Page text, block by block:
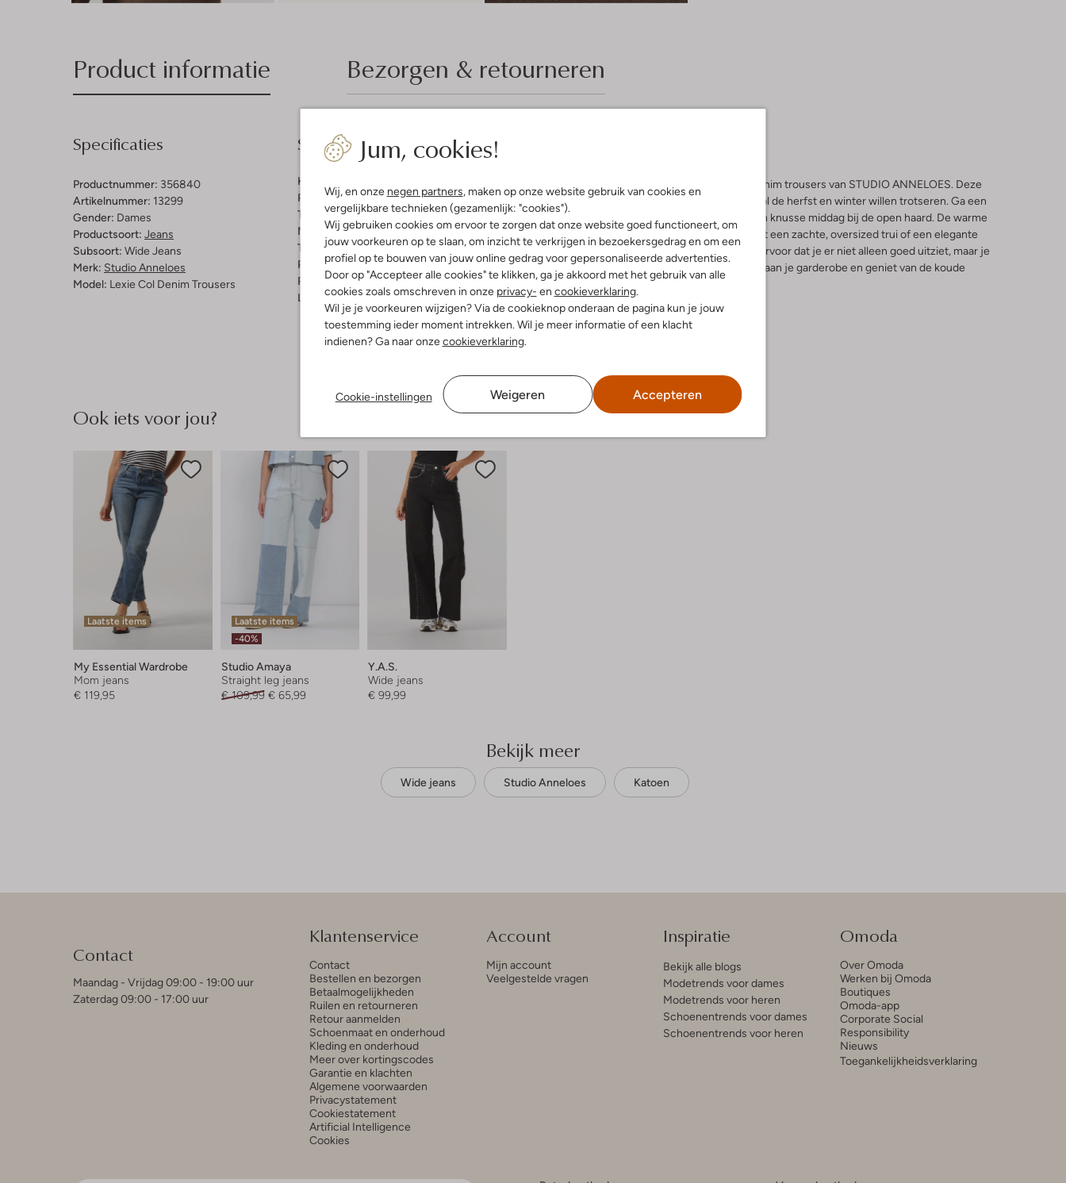
Jum, cookies!
Wij, en onze negen partners, maken op onze website gebruik van cookies en
vergelijkbare technieken (gezamenlijk: "cookies").
Wij gebruiken cookies om ervoor te zorgen dat onze website goed functioneert, om
jouw voorkeuren op te slaan, om inzicht te verkrijgen in bezoekersgedrag en om een
profiel op te bouwen van jouw online gedrag voor gepersonaliseerde advertenties.
Door op "Accepteer alle cookies" te klikken, ga je akkoord met het gebruik van alle
cookies zoals omschreven in onze privacy- en cookieverklaring.
Wil je je voorkeuren wijzigen? Via de cookieknop onderaan de pagina kun je jouw
toestemming ieder moment intrekken. Wil je meer informatie of een klacht
indienen? Ga naar onzecookieverklaring.
Cookie-instellingen Weigeren Accepteren
Product informatie Bezorgen & retourneren
Specificaties
Productnummer: 356840
Artikelnummer: 13299
Gender: Dames
Productsoort: Jeans
Subsoort: Wide Jeans
Merk: Studio Anneloes
Model: Lexie Col Denim Trousers
Samenstelling & Pasvorm
Kleur:
Patroon:Effen
Trends: Retro Revival
Materiaal:Katoen
Taillehoogte:Normale Taille
Pasvorm: Losvallend
Pasvorm: Wide
Lengte:Lang
Ontdek de veelzijdigheid van de Lexie col denim trousers van STUDIO ANNELOES. Deze
bruine broek is perfect voor dames die stijlvol de herfst en winter willen trotseren. Ga een
frisse boswandeling maken of geniet van een knusse middag bij de open haard. De warme
tint van de broek combineert moeiteloos met een zachte, oversized trui of een elegante
wollen jas. De comfortabele pasvorm zorgt ervoor dat je er niet alleen goed uitziet, maar je
ook heerlijk voelt. Voeg deze must-have toe aan je garderobe en geniet van de koude
seizoenen in stijl.
Ook iets voor jou?
Laatste items
My Essential Wardrobe
Mom jeans
€ 119,95
Laatste items
-40%
Studio Amaya
Straight leg jeans
€ 109,99 € 65,99
Y.a.s.
Wide jeans
€ 99,99
Bekijk meer
Wide jeans Studio Anneloes Katoen
Contact
Maandag - Vrijdag 09:00 - 19:00 uur
Zaterdag 09:00 - 17:00 uur
Klantenservice
Contact
Bestellen en bezorgen
Betaalmogelijkheden
Ruilen en retourneren
Retour aanmelden
Schoenmaat en onderhoud
Kleding en onderhoud
Meer over kortingscodes
Garantie en klachten
Algemene voorwaarden
Privacystatement
Cookiestatement
Artificial Intelligence
Cookies
Account
Mijn account
Veelgestelde vragen
Inspiratie
Bekijk alle blogs
Modetrends voor dames
Modetrends voor heren
Schoenentrends voor dames
Schoenentrends voor heren
Omoda
Over Omoda
Werken bij Omoda
Boutiques
Omoda-app
Corporate Social
Responsibility
Nieuws
Toegankelijkheidsverklaring